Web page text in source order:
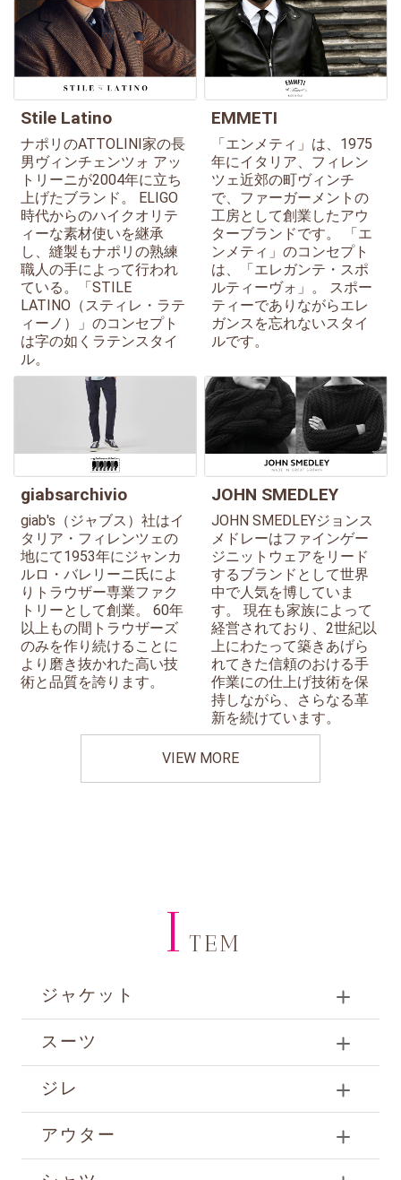
Stile Latino
ナポリのATTOLINI家の長
男ヴィンチェンツォ アッ
トリーニが2004年に立ち
上げたブランド。 ELIGO
時代からのハイクオリテ
ィーな素材使いを継承
し、縫製もナポリの熟練
職人の手によって行われ
ている。「STILE
LATINO（スティレ・ラテ
ィーノ）」のコンセプト
は字の如くラテンスタイ
ル。
EMMETI
「エンメティ」は、1975
年にイタリア、フィレン
ツェ近郊の町ヴィンチ
で、ファーガーメントの
工房として創業したアウ
ターブランドです。 「エ
ンメティ」のコンセプト
は、「エレガンテ・スポ
ルティーヴォ」。 スポー
ティーでありながらエレ
ガンスを忘れないスタイ
ルです。
giabsarchivio
giab's（ジャブス）社はイ
タリア・フィレンツェの
地にて1953年にジャンカ
ルロ・バレリーニ氏によ
りトラウザー専業ファク
トリーとして創業。 60年
以上もの間トラウザーズ
のみを作り続けることに
より磨き抜かれた高い技
術と品質を誇ります。
JOHN SMEDLEY
JOHN SMEDLEYジョンス
メドレーはファインゲー
ジニットウェアをリード
するブランドとして世界
中で人気を博していま
す。 現在も家族によって
経営されており、2世紀以
上にわたって築きあげら
れてきた信頼のおける手
作業にの仕上げ技術を保
持しながら、さらなる革
新を続けています。
VIEW MORE
I TEM
ジャケット
スーツ
ジレ
アウター